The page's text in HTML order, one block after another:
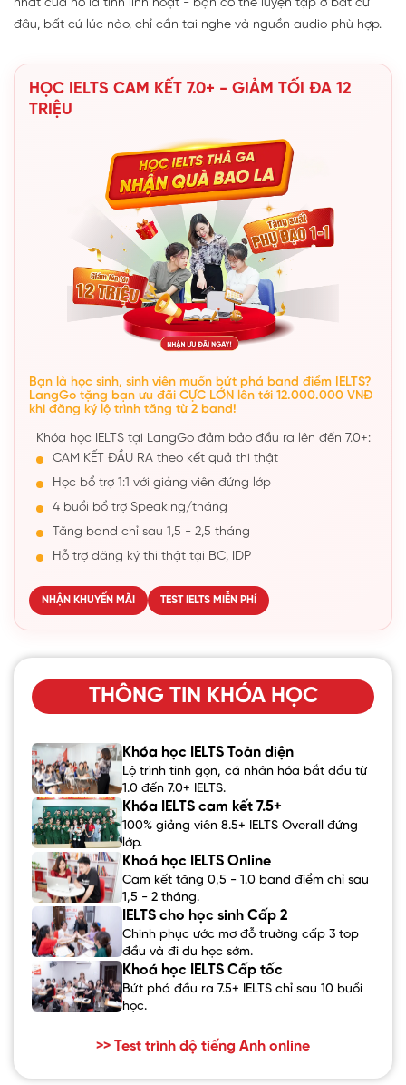
nhất của nó là tính linh hoạt - bạn có thể luyện tập ở bất cứ
đâu, bất cứ lúc nào, chỉ cần tai nghe và nguồn audio phù hợp.
HỌC IELTS CAM KẾT 7.0+ - GIẢM TỐI ĐA 12
TRIỆU
Bạn là học sinh, sinh viên muốn bứt phá band điểm IELTS?
LangGo tặng bạn ưu đãi CỰC LỚN lên tới 12.000.000 VNĐ
khi đăng ký lộ trình tăng từ 2 band!
Khóa học IELTS tại LangGo đảm bảo đầu ra lên đến 7.0+:
CAM KẾT ĐẦU RA theo kết quả thi thật
Học bổ trợ 1:1 với giảng viên đứng lớp
4 buổi bổ trợ Speaking/tháng
Tăng band chỉ sau 1,5 - 2,5 tháng
Hỗ trợ đăng ký thi thật tại BC, IDP
NHẬN KHUYẾN MÃI TEST IELTS MIỄN PHÍ
THÔNG TIN KHÓA HỌC
Khóa học IELTS Toàn diện
Lộ trình tinh gọn, cá nhân hóa bắt đầu từ
1.0 đến 7.0+ IELTS.
Khóa IELTS cam kết 7.5+
100% giảng viên 8.5+ IELTS Overall đứng
lớp.
Khoá học IELTS Online
Cam kết tăng 0,5 - 1.0 band điểm chỉ sau
1,5 - 2 tháng.
IELTS cho học sinh Cấp 2
Chinh phục ước mơ đỗ trường cấp 3 top
đầu và đi du học sớm.
Khoá học IELTS Cấp tốc
Bứt phá đầu ra 7.5+ IELTS chỉ sau 10 buổi
học.
>> Test trình độ tiếng Anh online